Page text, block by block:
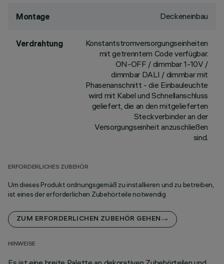
Montage Deckeneinbau
Verdrahtung
Konstantstromversorgungseinheiten
mit getrenntem Code verfügbar.
ON-OFF / dimmbar 1-10V /
dimmbar DALI / dimmbar mit
Phasenanschnitt - die Einbauleuchte
wird mit Kabel und Schnellanschluss
geliefert, die an den mitgelieferten
Steckverbinder an der
Versorgungseinheit anzuschließen
sind.
ERFORDERLICHES ZUBEHÖR
Um dieses Produkt ordnungsgemäß zu installieren und zu betreiben,
ist eines der erforderlichen Zubehörteile notwendig
ZUM ERFORDERLICHEN ZUBEHÖR GEHEN
HINWEISE